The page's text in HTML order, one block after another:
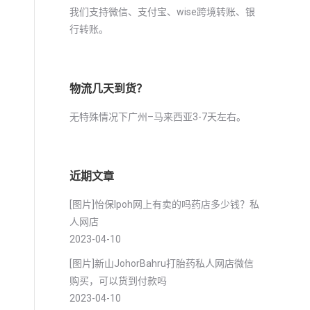
我们支持微信、支付宝、wise跨境转账、银
行转账。
物流几天到货？
无特殊情况下广州–马来西亚3-7天左右。
近期文章
[图片]怡保lpoh网上有卖的吗药店多少钱？私
人网店
2023-04-10
[图片]新山JohorBahru打胎药私人网店微信
购买，可以货到付款吗
2023-04-10